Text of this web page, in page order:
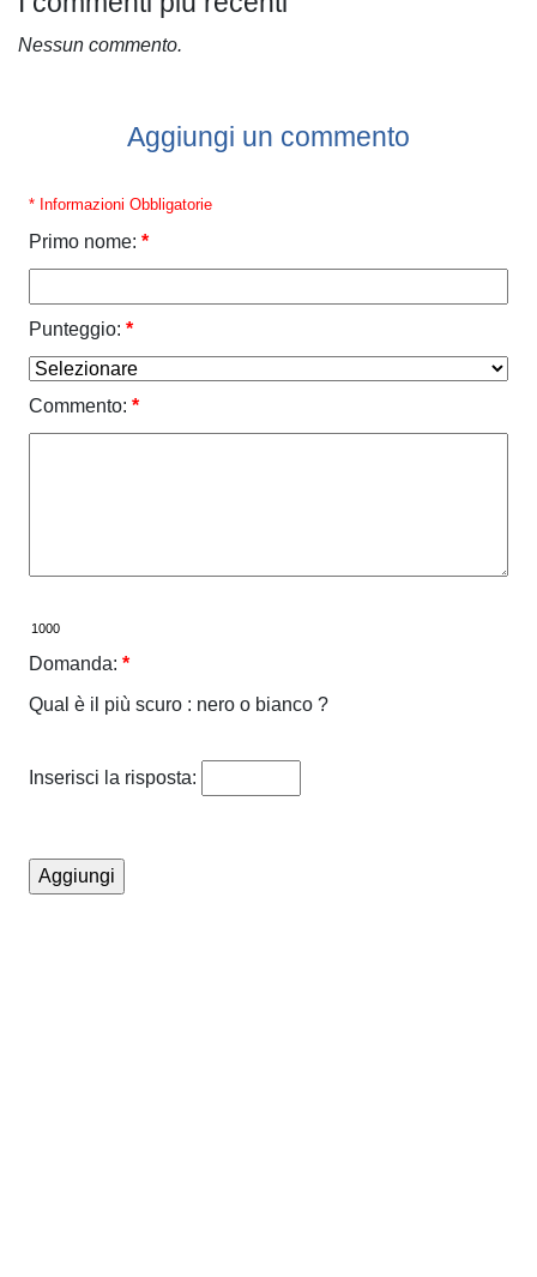
Nessun commento.
Aggiungi un commento
* Informazioni Obbligatorie
Primo nome: *
Punteggio: *
Commento: *
Domanda: *
Qual è il più scuro : nero o bianco ?
Inserisci la risposta: